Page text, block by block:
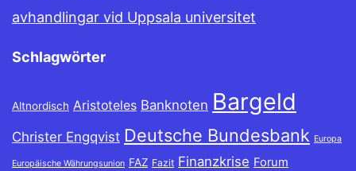
avhandlingar vid Uppsala universitet
Schlagwörter
Altnordisch Aristoteles Banknoten Bargeld
Christer Engqvist Deutsche Bundesbank Europa
Europäische Währungsunion FAZ Fazit Finanzkrise Forum